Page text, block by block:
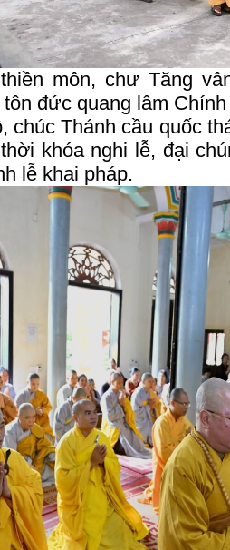
môn, chư Tăng
đức quang lâm
chúc Thánh cầu quốc
khóa nghi lễ, đại
lễ khai pháp.